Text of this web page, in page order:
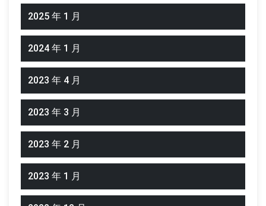
2025 年 1 月
2024 年 1 月
2023 年 4 月
2023 年 3 月
2023 年 2 月
2023 年 1 月